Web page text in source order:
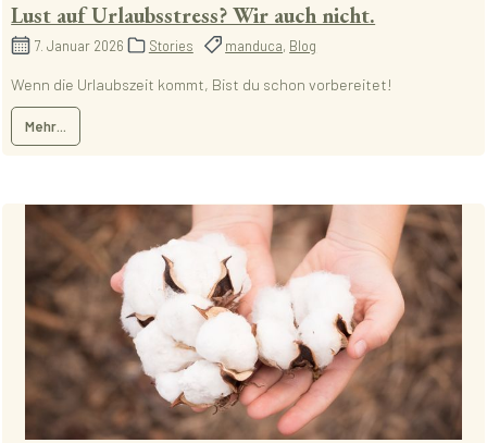
Lust auf Urlaubsstress? Wir auch nicht.
7. Januar 2026 Stories manduca, Blog
Wenn die Urlaubszeit kommt, Bist du schon vorbereitet!
Mehr...